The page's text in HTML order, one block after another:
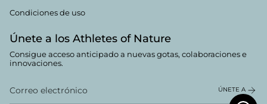
Condiciones de uso
Únete a los Athletes of Nature
Consigue acceso anticipado a nuevas gotas, colaboraciones e
innovaciones.
ÚNETE A